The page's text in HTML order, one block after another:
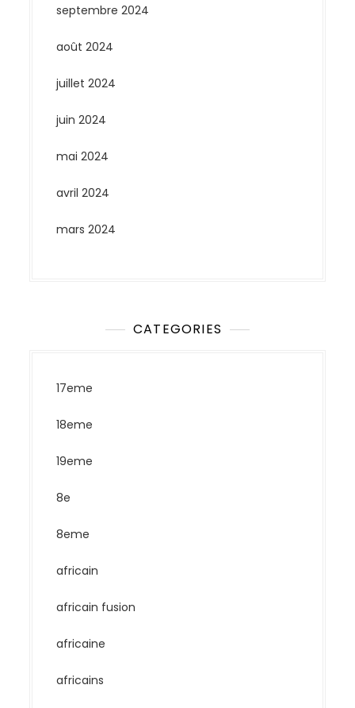
septembre 2024
août 2024
juillet 2024
juin 2024
mai 2024
avril 2024
mars 2024
CATEGORIES
17eme
18eme
19eme
8e
8eme
africain
africain fusion
africaine
africains